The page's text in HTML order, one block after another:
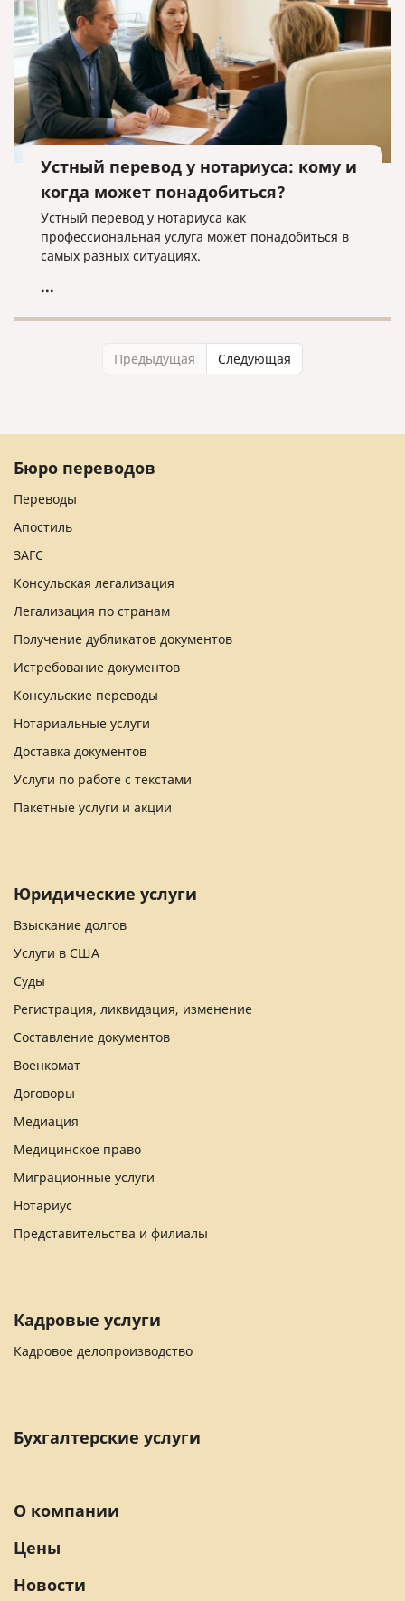
Устный перевод у нотариуса: кому и
когда может понадобиться?
Устный перевод у нотариуса как
профессиональная услуга может понадобиться в
самых разных ситуациях.
...
Предыдущая Следующая
Бюро переводов
Переводы
Апостиль
ЗАГС
Консульская легализация
Легализация по странам
Получение дубликатов документов
Истребование документов
Консульские переводы
Нотариальные услуги
Доставка документов
Услуги по работе с текстами
Пакетные услуги и акции
Юридические услуги
Взыскание долгов
Услуги в США
Суды
Регистрация, ликвидация, изменение
Составление документов
Военкомат
Договоры
Медиация
Медицинское право
Миграционные услуги
Нотариус
Представительства и филиалы
Кадровые услуги
Кадровое делопроизводство
Бухгалтерские услуги
О компании
Цены
Новости